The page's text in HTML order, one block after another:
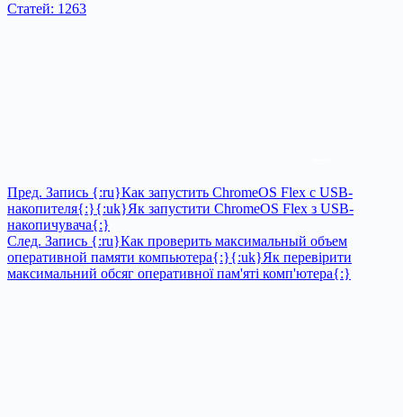
Статей: 1263
Пред. Запись {:ru}Как запустить ChromeOS Flex с USB-
накопителя{:}{:uk}Як запустити ChromeOS Flex з USB-
накопичувача{:}
След. Запись {:ru}Как проверить максимальный объем
оперативной памяти компьютера{:}{:uk}Як перевірити
максимальний обсяг оперативної пам'яті комп'ютера{:}